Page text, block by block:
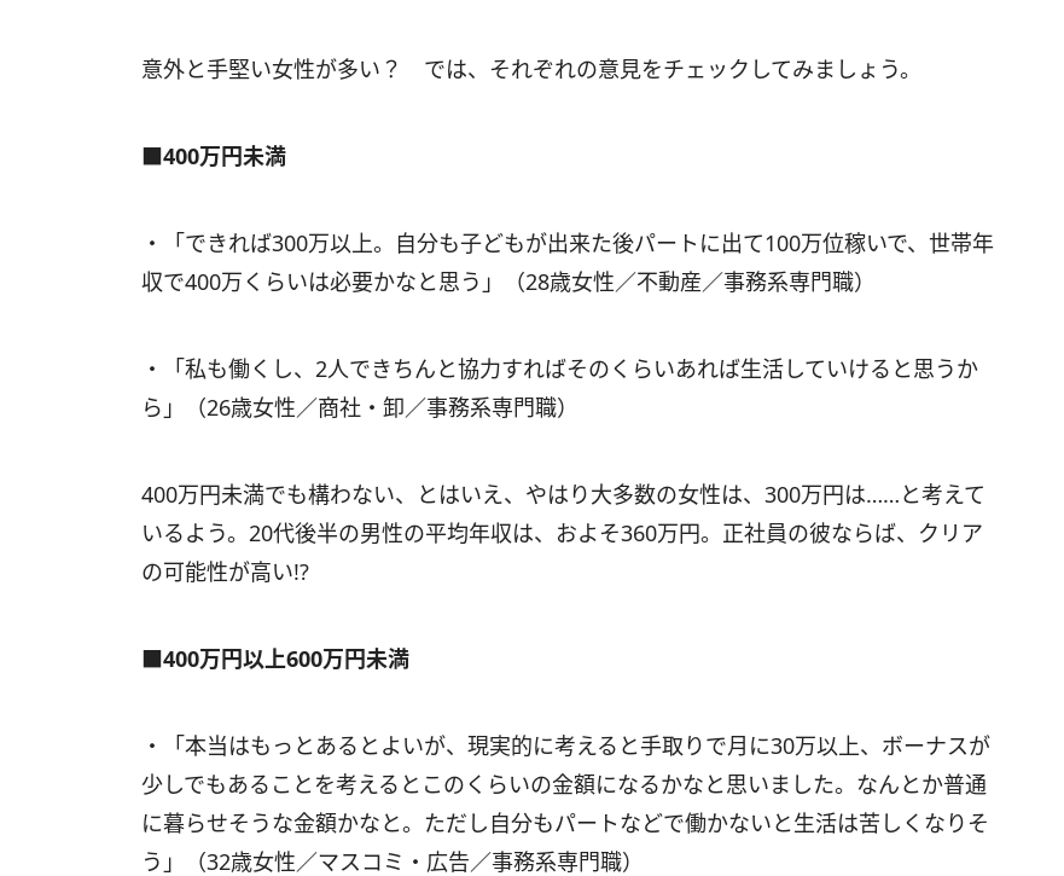
意外と手堅い女性が多い？ では、それぞれの意見をチェックしてみましょう。
■400万円未満
・「できれば300万以上。自分も子どもが出来た後パートに出て100万位稼いで、世帯年
収で400万くらいは必要かなと思う」（28歳女性／不動産／事務系専門職）
・「私も働くし、2人できちんと協力すればそのくらいあれば生活していけると思うか
ら」（26歳女性／商社・卸／事務系専門職）
400万円未満でも構わない、とはいえ、やはり大多数の女性は、300万円は……と考えて
いるよう。20代後半の男性の平均年収は、およそ360万円。正社員の彼ならば、クリア
の可能性が高い!?
■400万円以上600万円未満
・「本当はもっとあるとよいが、現実的に考えると手取りで月に30万以上、ボーナスが
少しでもあることを考えるとこのくらいの金額になるかなと思いました。なんとか普通
に暮らせそうな金額かなと。ただし自分もパートなどで働かないと生活は苦しくなりそ
う」（32歳女性／マスコミ・広告／事務系専門職）